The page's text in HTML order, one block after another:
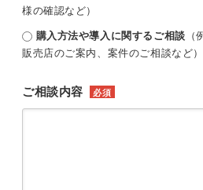
様の確認など）
購入方法や導入に関するご相談
販売店のご案内、案件のご相談など）
ご相談内容 必須